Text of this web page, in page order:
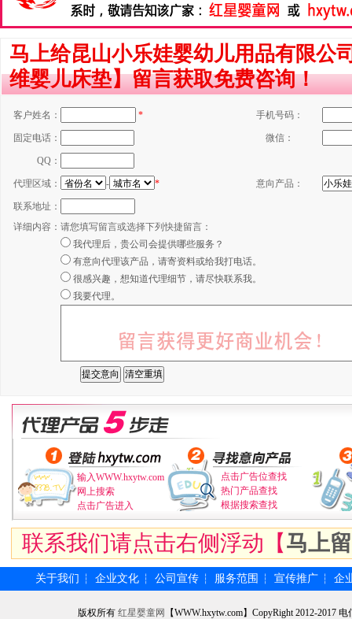
马上给昆山小乐娃婴幼儿用品有限公
维婴儿床垫】留言获取免费咨询！
客户姓名： * 手机号码：
固定电话： 微信：
QQ：
代理区域： - * 意向产品：
联系地址：
详细内容： 请您填写留言或选择下列快捷留言：
我代理后，贵公司会提供哪些服务？
有意向代理该产品，请寄资料或给我打电话。
很感兴趣，想知道代理细节，请尽快联系我。
我要代理。
输入WWW.hxytw.com
网上搜索
点击广告进入
点击广告位查找
热门产品查找
根据搜索查找
联系我们请点击右侧浮动【马上
关于我们 ┆ 企业文化 ┆ 公司宣传 ┆ 服务范围 ┆ 宣传推广 ┆ 企
版权所有 红星婴童网
【WWW.hxytw.com】CopyRight 2012-2017